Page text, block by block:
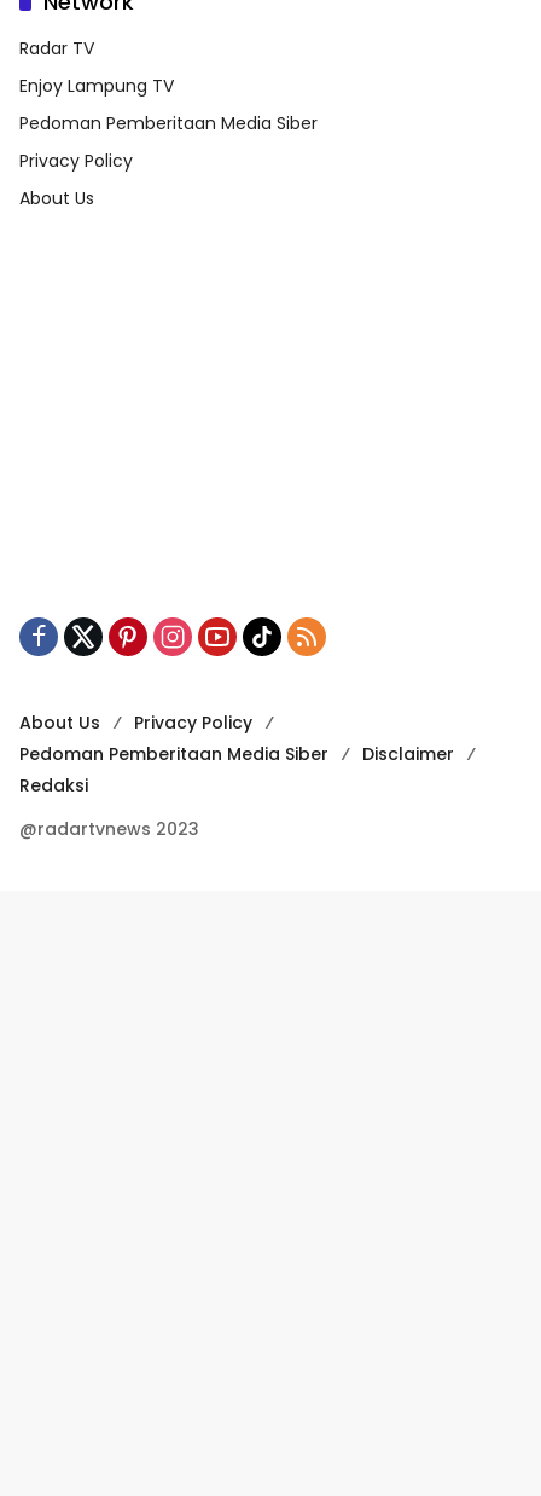
Radar TV
Enjoy Lampung TV
Pedoman Pemberitaan Media Siber
Privacy Policy
About Us
About Us
Privacy Policy
Pedoman Pemberitaan Media Siber
Disclaimer
Redaksi
@radartvnews 2023